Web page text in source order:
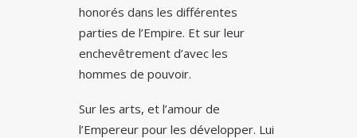
honorés dans les différentes
parties de l’Empire. Et sur leur
enchevêtrement d’avec les
hommes de pouvoir.
Sur les arts, et l’amour de
l’Empereur pour les développer. Lui